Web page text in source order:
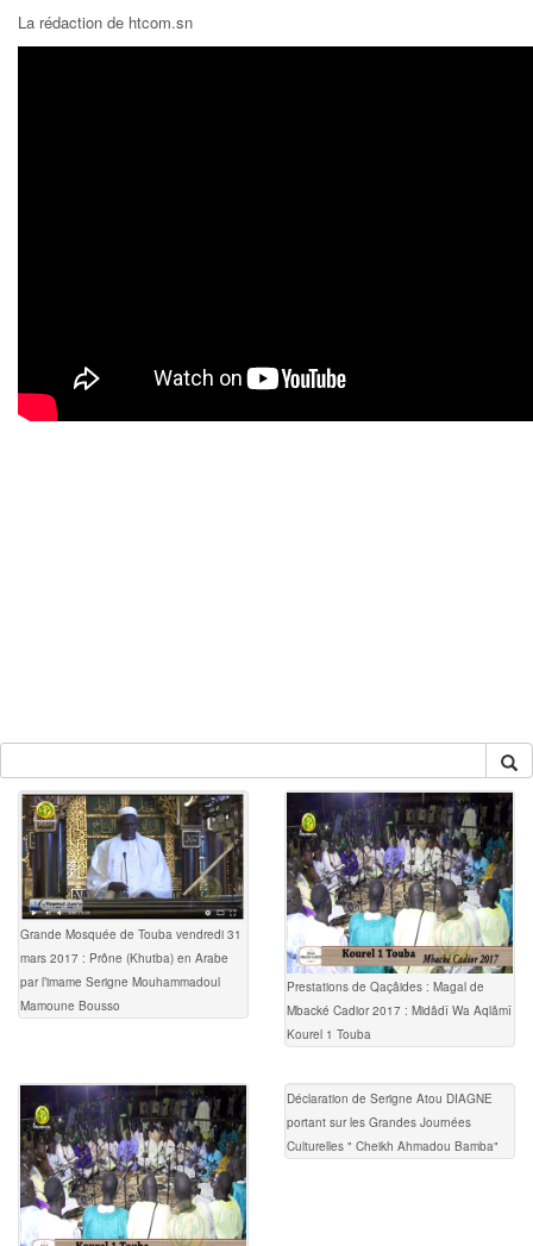
La rédaction de htcom.sn
Grande Mosquée de Touba vendredi 31
mars 2017 : Prône (Khutba) en Arabe
par l’imame Serigne Mouhammadoul
Mamoune Bousso
Prestations de Qaçâides : Magal de
Mbacké Cadior 2017 : Midâdî Wa Aqlâmî
Kourel 1 Touba
Déclaration de Serigne Atou DIAGNE
portant sur les Grandes Journées
Culturelles " Cheikh Ahmadou Bamba"